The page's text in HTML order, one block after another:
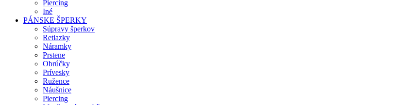
Piercing
Iné
PÁNSKE ŠPERKY
Súpravy šperkov
Retiazky
Náramky
Prstene
Obrúčky
Prívesky
Ružence
Náušnice
Piercing